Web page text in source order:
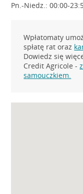
Pn.-Niedz.: 00:00-
Wpłatomaty
spłatę rat oraz
Dowiedz się
Credit Agricole -
samouczkiem.